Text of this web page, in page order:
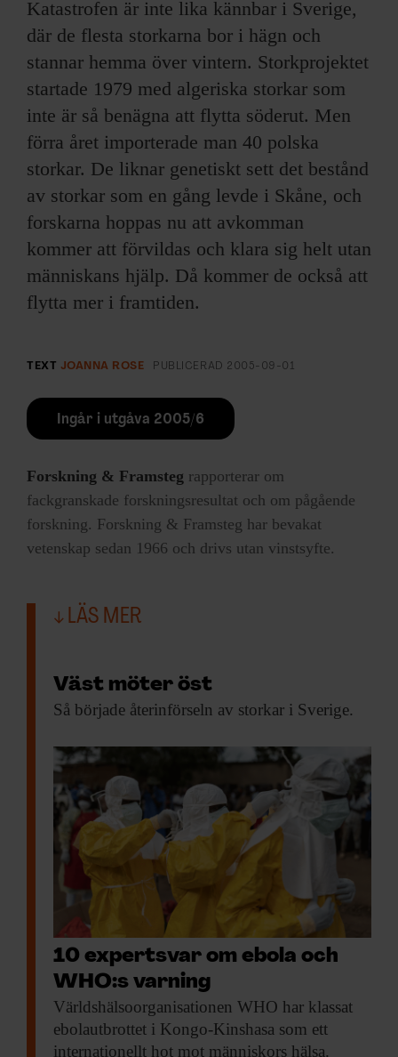
Katastrofen är inte lika kännbar i Sverige,
där de flesta storkarna bor i hägn och
stannar hemma över vintern. Storkprojektet
startade 1979 med algeriska storkar som
inte är så benägna att flytta söderut. Men
förra året importerade man 40 polska
storkar. De liknar genetiskt sett det bestånd
av storkar som en gång levde i Skåne, och
forskarna hoppas nu att avkomman
kommer att förvildas och klara sig helt utan
människans hjälp. Då kommer de också att
flytta mer i framtiden.
TEXT JOANNA ROSE PUBLICERAD 2005-09-01
Ingår i utgåva 2005/6
Forskning & Framsteg rapporterar om
fackgranskade forskningsresultat och om pågående
forskning. Forskning & Framsteg har bevakat
vetenskap sedan 1966 och drivs utan vinstsyfte.
LÄS MER
Väst möter öst
Så började återinförseln av storkar i Sverige.
10 expertsvar om ebola och
WHO:s varning
Världshälsoorganisationen WHO har klassat
ebolautbrottet i Kongo-Kinshasa som ett
internationellt hot mot människors hälsa.